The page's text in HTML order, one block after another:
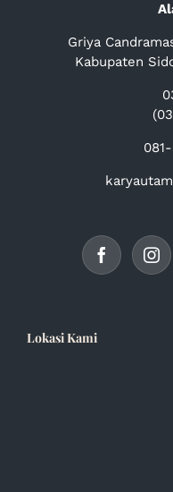
Griya
Kabupaten
Lokasi Kami